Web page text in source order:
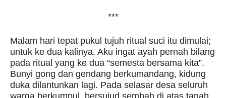
***
Malam hari tepat pukul tujuh ritual suci itu dimulai;
untuk ke dua kalinya. Aku ingat ayah pernah bilang
pada ritual yang ke dua “semesta bersama kita”.
Bunyi gong dan gendang berkumandang, kidung
duka dilantunkan lagi. Pada selasar desa seluruh
warga berkumpul, bersujud sembah di atas tanah